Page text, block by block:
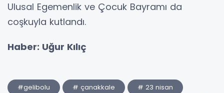
Ulusal Egemenlik ve Çocuk Bayramı da
coşkuyla kutlandı.
Haber: Uğur Kılıç
#gelibolu # çanakkale
# 23 nisan